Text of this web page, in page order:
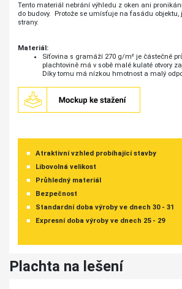
Tento materiál nebrání výhledu z oken ani
do budovy. Protože se umísťuje na fasádu objektu,
strany.
Materiál:
Síťovina s gramáží 270 g/m² je částečně
plachtovině má v sobě malé kulaté otvory
Díky tomu má nízkou hmotnost a malý
Atraktivní vzhled probíhající stavby
Libovolná velikost
Průhledný materiál
Bezpečnost
Standardní doba výroby ve dnech 30 - 31
Expresní doba výroby ve dnech 25 - 29
Plachta na lešení